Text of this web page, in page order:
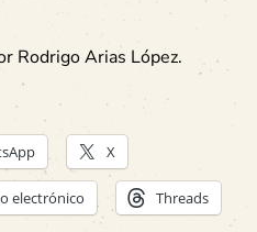
Rodrigo Arias López.
X
electrónico Threads